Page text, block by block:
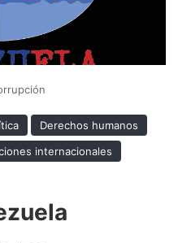
Derechos humanos
internacionales